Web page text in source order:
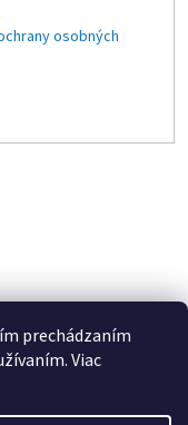
prechádzaním
Viac
osobných